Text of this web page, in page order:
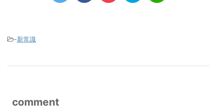
-新常識
comment